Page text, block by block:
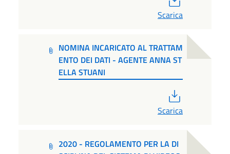
Scarica
NOMINA INCARICATO AL TRATTAM
ENTO DEI DATI - AGENTE ANNA ST
ELLA STUANI
Scarica
2020 - REGOLAMENTO PER LA DI